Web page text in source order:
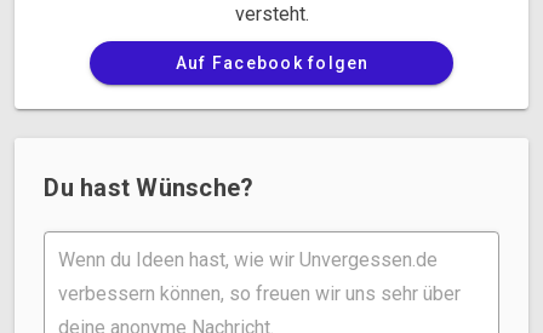
versteht.
Auf Facebook folgen
Du hast Wünsche?